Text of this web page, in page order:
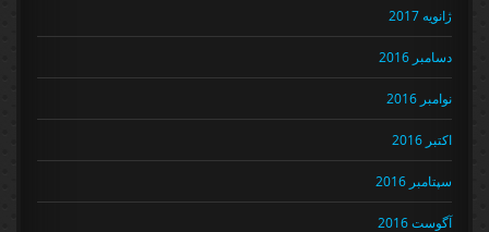
ژانویه 2017
دسامبر 2016
نوامبر 2016
اکتبر 2016
سپتامبر 2016
آگوست 2016